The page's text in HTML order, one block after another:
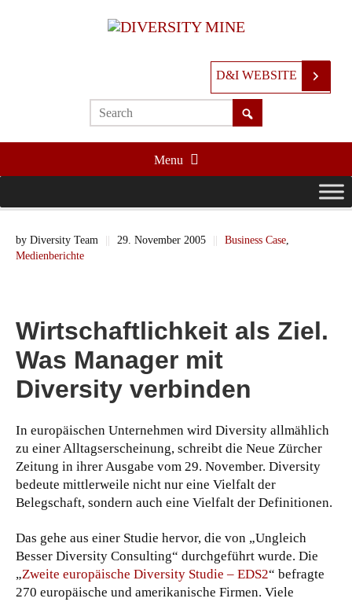
D&I WEBSITE
Menu
by Diversity Team || 29. November 2005 || Business Case
Medienberichte
Wirtschaftlichkeit als Ziel.
Was Manager mit
Diversity verbinden
In europäischen Unternehmen wird Diversity allmählich
zu einer Alltagserscheinung, schreibt die Neue Zürcher
Zeitung in ihrer Ausgabe vom 29. November. Diversity
bedeute mittlerweile nicht nur eine Vielfalt der
Belegschaft, sondern auch eine Vielfalt der Definitionen.
Das gehe aus einer Studie hervor, die von „Ungleich
Besser Diversity Consulting“ durchgeführt wurde. Die
„Zweite europäische Diversity Studie – EDS2“ befragte
270 europäische und amerikanische Firmen. Viele